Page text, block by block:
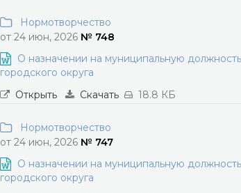
Нормотворчество
от 24 июн, 2026 № 748
О назначении на муниципальную
городского округа
Открыть
Скачать 18.8 КБ
Нормотворчество
от 24 июн, 2026 № 747
О назначении на муниципальную
городского округа